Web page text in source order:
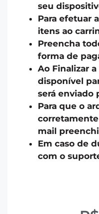
seu
Para efetuar
itens ao
Preencha
forma de
Ao Finalizar
disponível
será enviado
Para que o
mail
Em caso de
com o